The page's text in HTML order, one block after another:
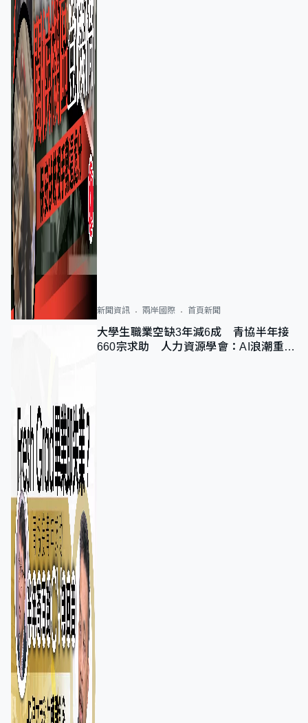
新聞資訊 兩岸國際 首頁新聞
大學生職業空缺3年減6成 青協半年接
660宗求助 人力資源學會：AI浪潮重整